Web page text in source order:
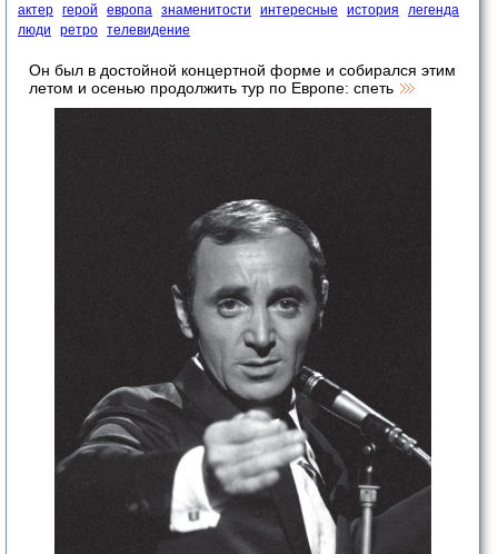
актер герой европа знаменитости интересные история
легенда
люди
ретро телевидение
Он был в достойной концертной форме и собирался этим
летом и осенью продолжить тур по Европе: спеть